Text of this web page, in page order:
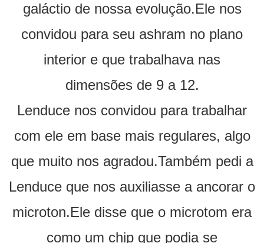
galáctio de nossa evolução.Ele nos
convidou para seu ashram no plano
interior e que trabalhava nas
dimensões de 9 a 12.
Lenduce nos convidou para trabalhar
com ele em base mais regulares, algo
que muito nos agradou.Também pedi a
Lenduce que nos auxiliasse a ancorar o
microton.Ele disse que o microtom era
como um chip que podia se